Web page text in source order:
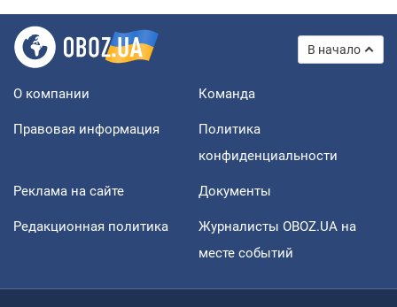
В начало
О компании Команда
Правовая информация
Политика
конфиденциальности
Реклама на сайте Документы
Редакционная политика
Журналисты OBOZ.UA на
месте событий